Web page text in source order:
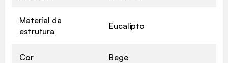
Material da
estrutura
Eucalipto
Cor Bege